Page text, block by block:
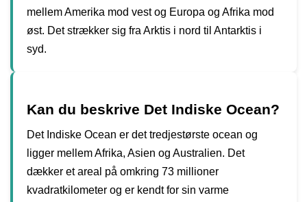
mellem Amerika mod vest og Europa og Afrika mod
øst. Det strækker sig fra Arktis i nord til Antarktis i
syd.
Kan du beskrive Det Indiske Ocean?
Det Indiske Ocean er det tredjestørste ocean og
ligger mellem Afrika, Asien og Australien. Det
dækker et areal på omkring 73 millioner
kvadratkilometer og er kendt for sin varme